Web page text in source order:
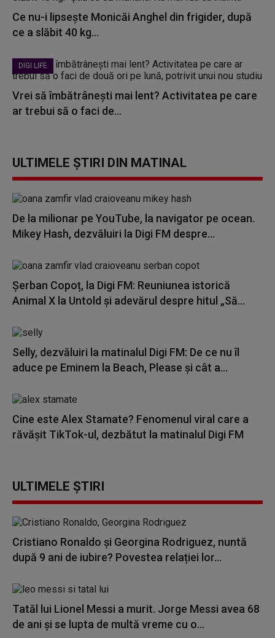
Ce nu-i lipsește Monicăi Anghel din frigider, după
ce a slăbit 40 kg...
DIGI LIFE
Vrei să îmbătrânești mai lent? Activitatea pe care
ar trebui să o faci de...
ULTIMELE ȘTIRI DIN MATINAL
De la milionar pe YouTube, la navigator pe ocean.
Mikey Hash, dezvăluiri la Digi FM despre...
Șerban Copoț, la Digi FM: Reuniunea istorică
Animal X la Untold și adevărul despre hitul „Să...
Selly, dezvăluiri la matinalul Digi FM: De ce nu îl
aduce pe Eminem la Beach, Please și cât a...
Cine este Alex Stamate? Fenomenul viral care a
răvășit TikTok-ul, dezbătut la matinalul Digi FM
ULTIMELE ȘTIRI
Cristiano Ronaldo și Georgina Rodriguez, nuntă
după 9 ani de iubire? Povestea relației lor...
Tatăl lui Lionel Messi a murit. Jorge Messi avea 68
de ani și se lupta de multă vreme cu o...